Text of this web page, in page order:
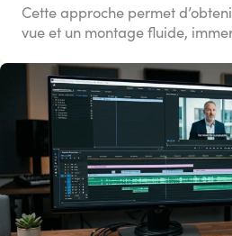
Cette approche permet
vue et un montage fluide,